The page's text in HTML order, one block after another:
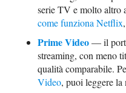
serie TV e molto altro
come funziona Netflix
Prime Video— il
streaming, con meno
qualità comparabile.
Video, puoi leggere la